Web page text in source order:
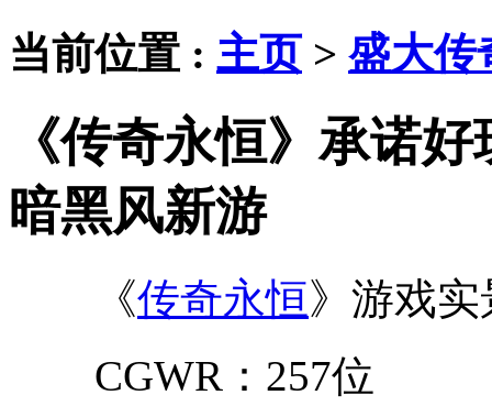
当前位置 : 主页 > 盛大传
《传奇永恒》承诺
暗黑风新游
《传奇永恒》游戏
CGWR：257位